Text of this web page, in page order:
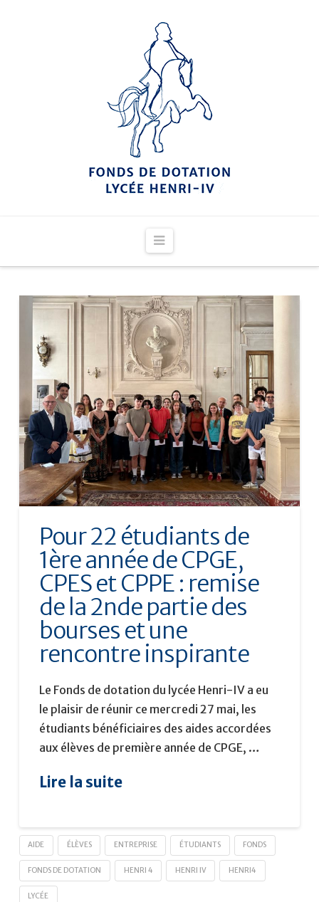
Navigation
Pour 22 étudiants de
1ère année de CPGE,
CPES et CPPE : remise
de la 2nde partie des
bourses et une
rencontre inspirante
Le Fonds de dotation du lycée Henri-IV a eu
le plaisir de réunir ce mercredi 27 mai, les
étudiants bénéficiaires des aides accordées
aux élèves de première année de CPGE, …
Lire la suite
AIDE ÉLÈVES ENTREPRISE ÉTUDIANTS FONDS
FONDS DE DOTATION HENRI 4 HENRI IV HENRI4
LYCÉE